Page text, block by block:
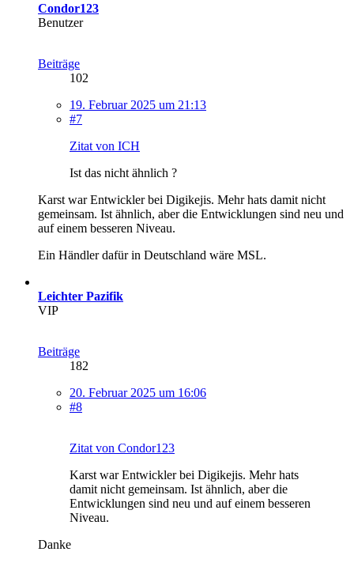
Condor123
Benutzer
Beiträge
102
19. Februar 2025 um 21:13
#7
Zitat von ICH
Ist das nicht ähnlich ?
Karst war Entwickler bei Digikejis. Mehr hats damit nicht
gemeinsam. Ist ähnlich, aber die Entwicklungen sind neu und
auf einem besseren Niveau.
Ein Händler dafür in Deutschland wäre MSL.
Leichter Pazifik
VIP
Beiträge
182
20. Februar 2025 um 16:06
#8
Zitat von Condor123
Karst war Entwickler bei Digikejis. Mehr hats
damit nicht gemeinsam. Ist ähnlich, aber die
Entwicklungen sind neu und auf einem besseren
Niveau.
Danke